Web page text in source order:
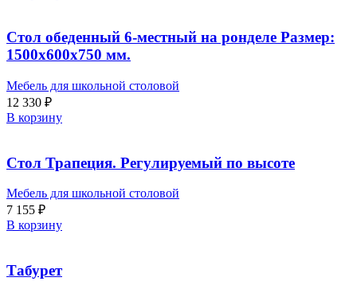
Стол обеденный 6-местный на ронделе Размер:
1500х600х750 мм.
Мебель для школьной столовой
12 330 ₽
В корзину
Стол Трапеция. Регулируемый по высоте
Мебель для школьной столовой
7 155 ₽
В корзину
Табурет